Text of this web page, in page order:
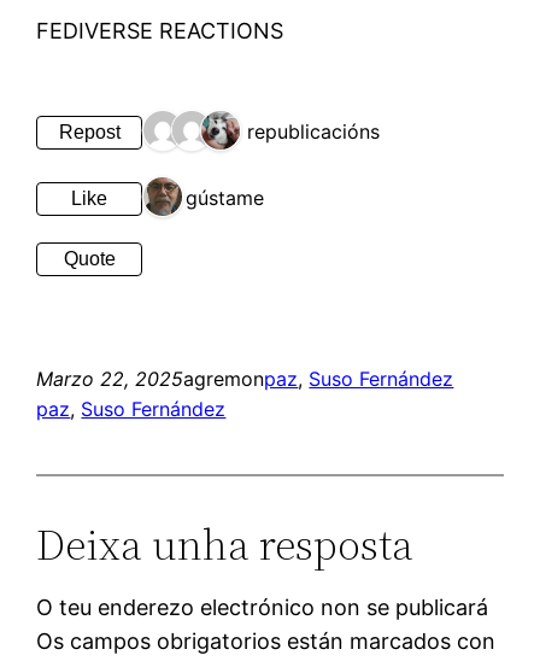
FEDIVERSE REACTIONS
Repost 3 republicacións
Like 1 gústame
Quote
Marzo 22, 2025agremonpaz, Suso Fernández
paz, Suso Fernández
Deixa unha resposta
O teu enderezo electrónico non se publicará
Os campos obrigatorios están marcados con